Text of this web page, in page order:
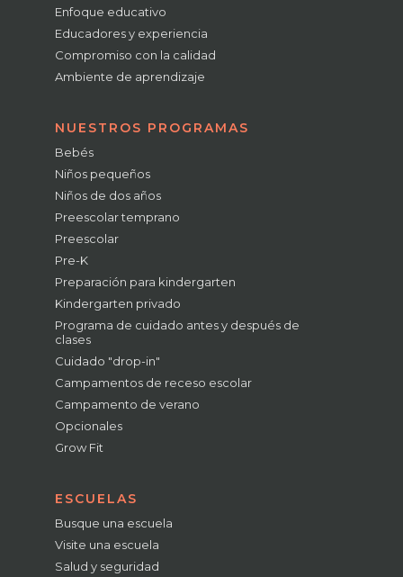
Enfoque educativo
Educadores y experiencia
Compromiso con la calidad
Ambiente de aprendizaje
NUESTROS PROGRAMAS
Bebés
Niños pequeños
Niños de dos años
Preescolar temprano
Preescolar
Pre-K
Preparación para kindergarten
Kindergarten privado
Programa de cuidado antes y después de
clases
Cuidado "drop-in"
Campamentos de receso escolar
Campamento de verano
Opcionales
Grow Fit
ESCUELAS
Busque una escuela
Visite una escuela
Salud y seguridad